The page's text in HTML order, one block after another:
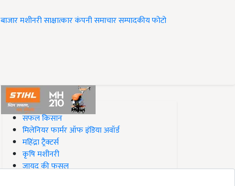
बाजारमशीनरीसाक्षात्कारकंपनी समाचारसम्पादकीयफोटो
#Top on Krishi Jagran
सफल किसान
मिलेनियर फार्मर ऑफ इंडिया अवॉर्ड
महिंद्रा ट्रैक्टर्स
कृषि मशीनरी
जायद की फसल